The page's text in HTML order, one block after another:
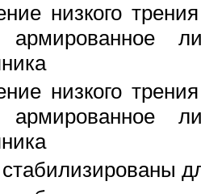
низкого
армированное
низкого
армированное